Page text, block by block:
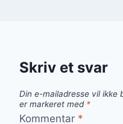
Skriv et svar
Din e-mailadresse vil ikke
er markeret med *
Kommentar *